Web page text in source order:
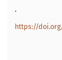
.
https://doi.org/